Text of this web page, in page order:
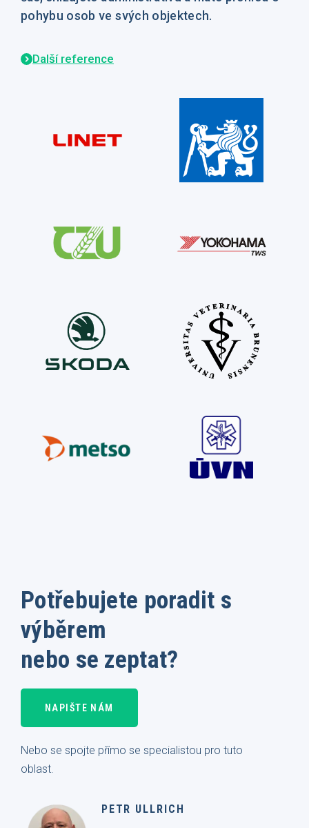
pohybu osob ve svých objektech.
Další reference
Potřebujete poradit s
výběrem
nebo se zeptat?
NAPIŠTE NÁM
Nebo se spojte přímo se specialistou pro tuto
oblast.
PETR ULLRICH